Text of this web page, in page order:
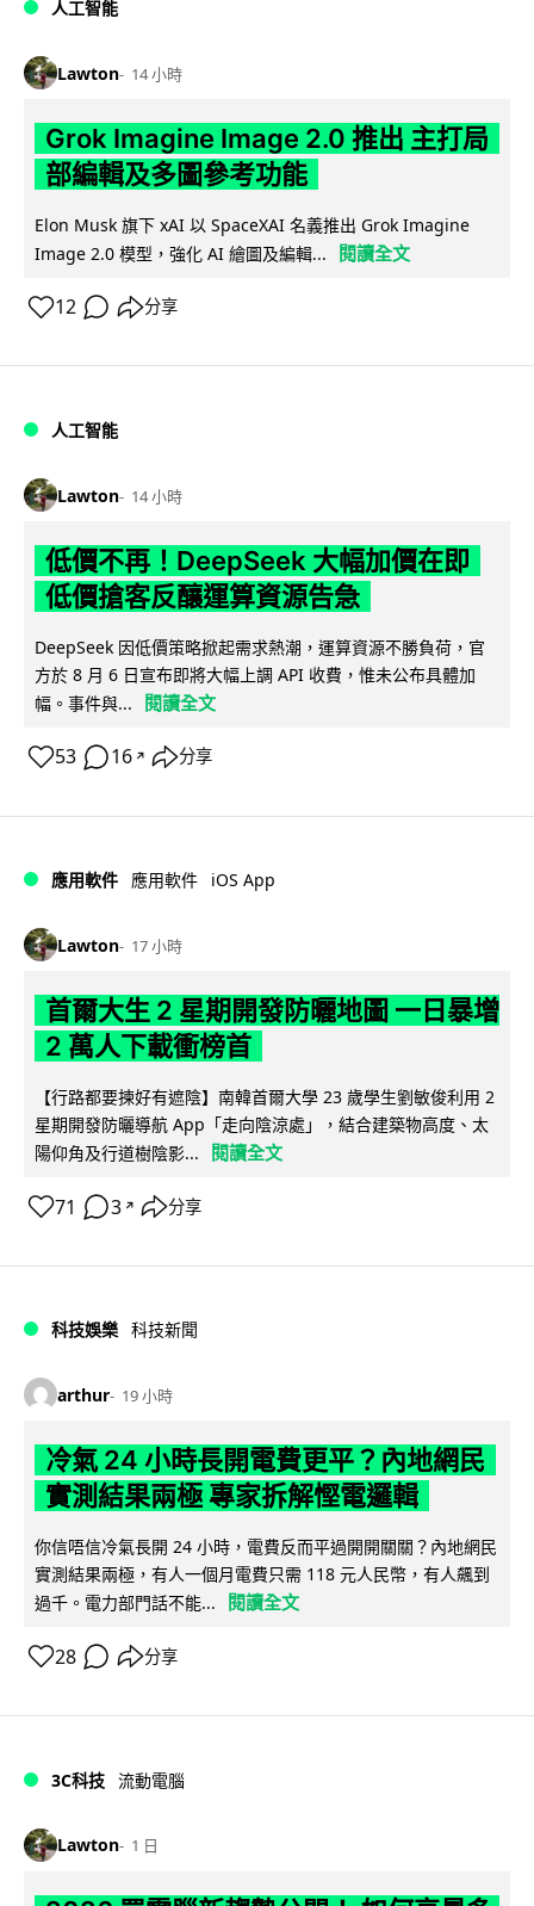
人工智能
Lawton 14 小時
Grok Imagine Image 2.0 推出 主打局
部編輯及多圖參考功能
Elon Musk 旗下 xAI 以 SpaceXAI 名義推出 Grok Imagine
Image 2.0 模型，強化 AI 繪圖及編輯...
閱讀全文
12 分享
人工智能
Lawton 14 小時
低價不再！DeepSeek 大幅加價在即
低價搶客反釀運算資源告急
DeepSeek 因低價策略掀起需求熱潮，運算資源不勝負荷，官
方於 8 月 6 日宣布即將大幅上調 API 收費，惟未公布具體加
幅。事件與...
閱讀全文
53 16 ↗ 分享
應用軟件 應用軟件 iOS App
Lawton 17 小時
首爾大生 2 星期開發防曬地圖 一日暴增
2 萬人下載衝榜首
【行路都要揀好有遮陰】南韓首爾大學 23 歲學生劉敏俊利用 2
星期開發防曬導航 App「走向陰涼處」，結合建築物高度、太
陽仰角及行道樹陰影...
閱讀全文
71 3 ↗ 分享
科技娛樂 科技新聞
arthur 19 小時
冷氣 24 小時長開電費更平？內地網民
實測結果兩極 專家拆解慳電邏輯
你信唔信冷氣長開 24 小時，電費反而平過開開關關？內地網民
實測結果兩極，有人一個月電費只需 118 元人民幣，有人飆到
過千。電力部門話不能...
閱讀全文
28 分享
3C科技 流動電腦
Lawton 1 日